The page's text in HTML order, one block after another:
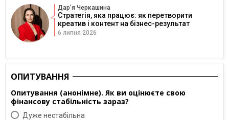
Дарʼя Черкашина
Стратегія, яка працює: як перетворити
креатив і контент на бізнес-результат
6 липня 2026
ОПИТУВАННЯ
Опитування (анонімне). Як ви оцінюєте свою
фінансову стабільність зараз?
Дуже нестабільна